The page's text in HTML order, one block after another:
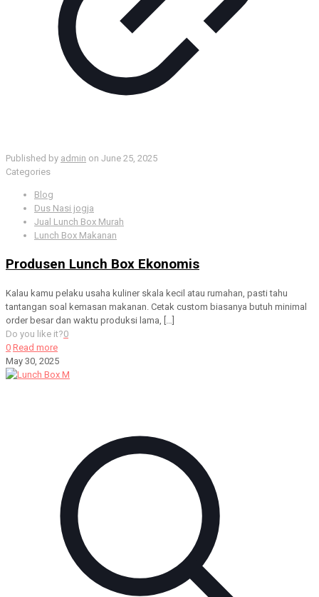
Published by admin on June 25, 2025
Categories
Blog
Dus Nasi jogja
Jual Lunch Box Murah
Lunch Box Makanan
Produsen Lunch Box Ekonomis
Kalau kamu pelaku usaha kuliner skala kecil atau rumahan, pasti tahu
tantangan soal kemasan makanan. Cetak custom biasanya butuh minimal
order besar dan waktu produksi lama, […]
Do you like it?0
0 Read more
May 30, 2025